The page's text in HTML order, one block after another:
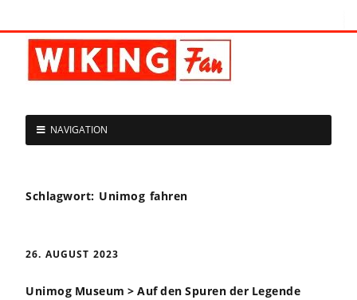
NAVIGATION
Schlagwort: Unimog fahren
26. AUGUST 2023
Unimog Museum > Auf den Spuren der Legende